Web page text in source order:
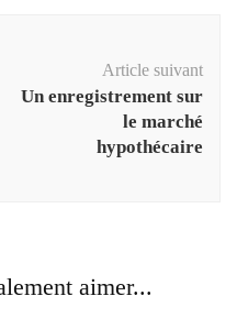
Article suivant
Un enregistrement sur
le marché
hypothécaire
aimer...